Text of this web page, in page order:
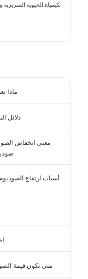
الكيمياء الحيوية
الحيوية. بصفته
السريرية،
المؤشرات
ماذا
دلائل
معنى انخفاض
أسباب ارتفاع
متى تكون قيمة